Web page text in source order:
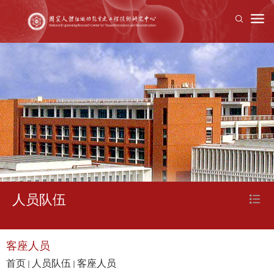
人员队伍
客座人员
首页 人员队伍 客座人员